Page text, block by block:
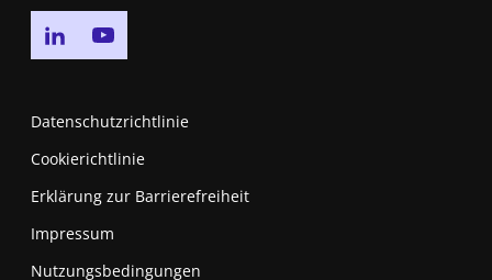
Go to linkedin page
Datenschutzrichtlinie
Cookierichtlinie
Erklärung zur Barrierefreiheit
Impressum
Nutzungsbedingungen